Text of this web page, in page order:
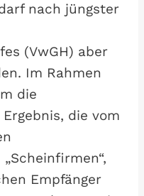
nach jüngster
(VwGH) aber
Im Rahmen
die
die vom
Empfänger